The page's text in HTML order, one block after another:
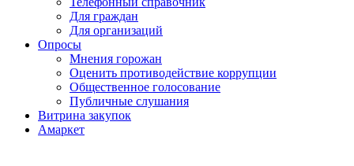
Для граждан
Для организаций
Опросы
Мнения горожан
Оценить противодействие коррупции
Общественное голосование
Публичные слушания
Витрина закупок
Амаркет